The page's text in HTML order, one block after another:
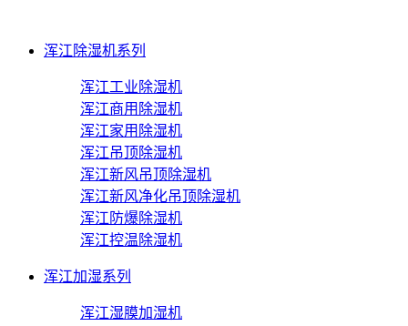
浑江除湿机系列
浑江工业除湿机
浑江商用除湿机
浑江家用除湿机
浑江吊顶除湿机
浑江新风吊顶除湿机
浑江新风净化吊顶除湿机
浑江防爆除湿机
浑江控温除湿机
浑江加湿系列
浑江湿膜加湿机